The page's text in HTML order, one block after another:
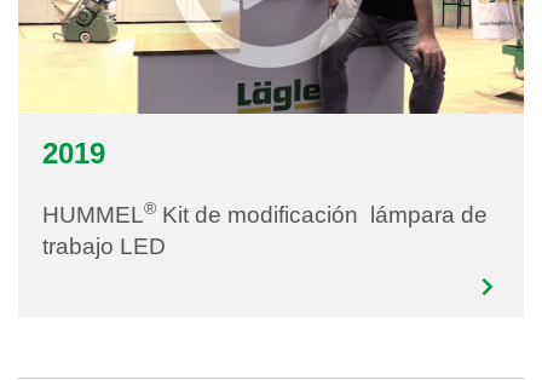
2019
HUMMEL® Kit de modificación lámpara de
trabajo LED